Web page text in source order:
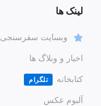
لینک ها
وبسایت سفرسنجی
اخبار و وبلاگ ها
کتابخانه تلگرام
آلبوم عکس